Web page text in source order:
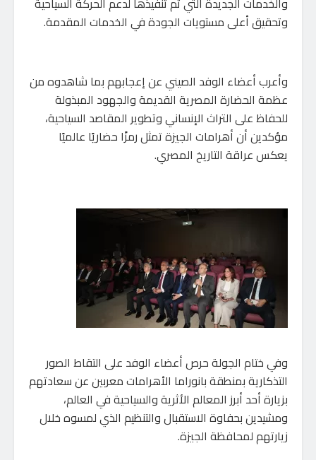
وتحقيق أعلى مستويات الجودة في الخدمات المقدمة.
وأعرب أعضاء الوفد الصيني عن إعجابهم بما شاهدوه من
عظمة الحضارة المصرية القديمة والجهود المبذولة
للحفاظ على التراث الإنساني وتطوير المقاصد السياحية،
مؤكدين أن أهرامات الجيزة تمثل رمزًا حضاريًا عالميًا
يعكس عراقة التاريخ المصري.
وفي ختام الجولة حرص أعضاء الوفد على التقاط الصور
التذكارية بمنطقة بانوراما الأهرامات معربين عن سعادتهم
بزيارة أحد أبرز المعالم الأثرية والسياحية في العالم،
ومشيدين بحفاوة الاستقبال والتنظيم الذي لمسوه خلال
زيارتهم لمحافظة الجيزة.